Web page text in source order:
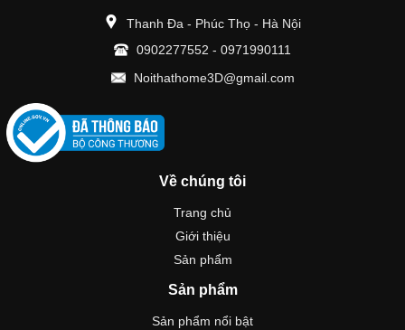
Thanh Đa - Phúc Thọ - Hà Nội
0902277552 - 0971990111
Noithathome3D@gmail.com
Về chúng tôi
Trang chủ
Giới thiệu
Sản phẩm
Sản phẩm
Sản phẩm nổi bật